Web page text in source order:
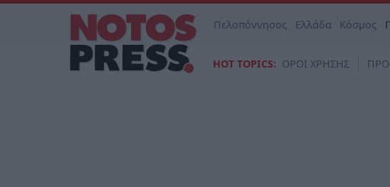
Πελοπόννησος Ελλάδα Κόσμος
HOT TOPICS: ΟΡΟΙ ΧΡΗΣΗΣ